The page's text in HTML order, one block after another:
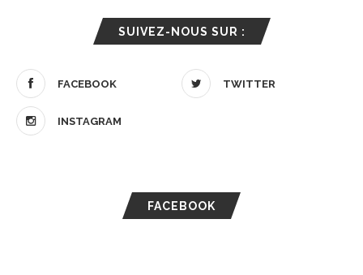
SUIVEZ-NOUS SUR :
FACEBOOK TWITTER
INSTAGRAM
FACEBOOK